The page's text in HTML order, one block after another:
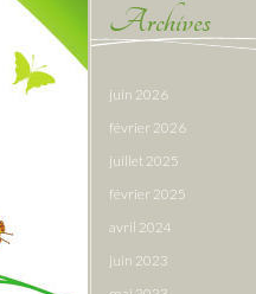
Archives
juin 2026
février 2026
juillet 2025
février 2025
avril 2024
juin 2023